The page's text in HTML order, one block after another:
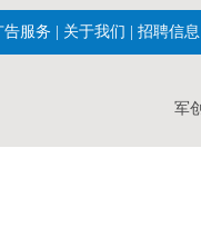
告服务 关于我们 招聘信息
军